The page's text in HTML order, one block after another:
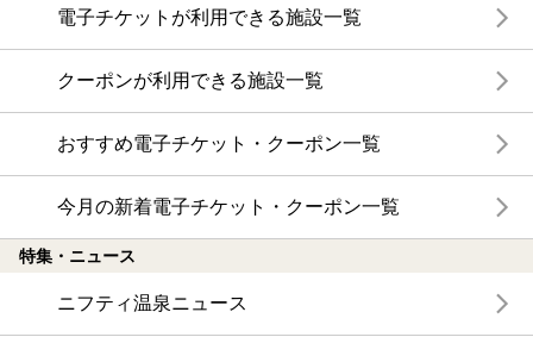
電子チケットが利用できる施設一覧
クーポンが利用できる施設一覧
おすすめ電子チケット・クーポン一覧
今月の新着電子チケット・クーポン一覧
特集・ニュース
ニフティ温泉ニュース